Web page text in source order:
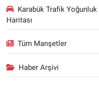
Karabük Trafik Yoğunluk
Haritası
Tüm Manşetler
Haber Arşivi